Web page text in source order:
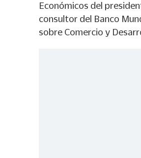
Económicos del
consultor del Banco
sobre Comercio y